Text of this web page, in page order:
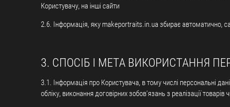
Користувачу, на інші сайти
2.6. Інформація, яку makeportraits.in.ua збирає автоматично,
3. СПОСІБ І МЕТА ВИКОРИСТАННЯ
3.1. Інформація про Користувача, в тому числі персональні
обліку, виконання договірних зобов’язань з реалізації товарів